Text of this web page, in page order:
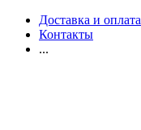
Доставка и оплата
Контакты
...